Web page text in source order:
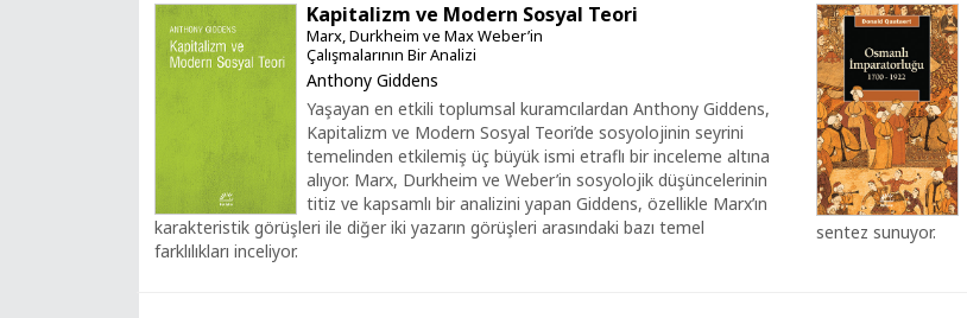
Kapitalizm ve Modern Sosyal Teori
Marx, Durkheim ve Max Weber’in
Çalışmalarının Bir Analizi
Anthony Giddens
Yaşayan en etkili toplumsal kuramcılardan Anthony Giddens,
Kapitalizm ve Modern Sosyal Teori’de sosyolojinin seyrini
temelinden etkilemiş üç büyük ismi etraflı bir inceleme altına
alıyor. Marx, Durkheim ve Weber’in sosyolojik düşüncelerinin
titiz ve kapsamlı bir analizini yapan Giddens, özellikle Marx’ın
karakteristik görüşleri ile diğer iki yazarın görüşleri arasındaki bazı temel
farklılıkları inceliyor.
sentez sunuyor.